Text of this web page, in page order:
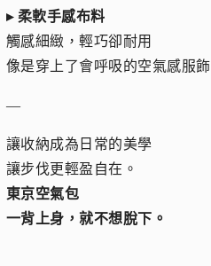
▸ 柔軟手感布料
觸感細緻，輕巧卻耐用
像是穿上了會呼吸的空氣感服飾
—
讓收納成為日常的美學
讓步伐更輕盈自在。
東京空氣包
一背上身，就不想脫下。